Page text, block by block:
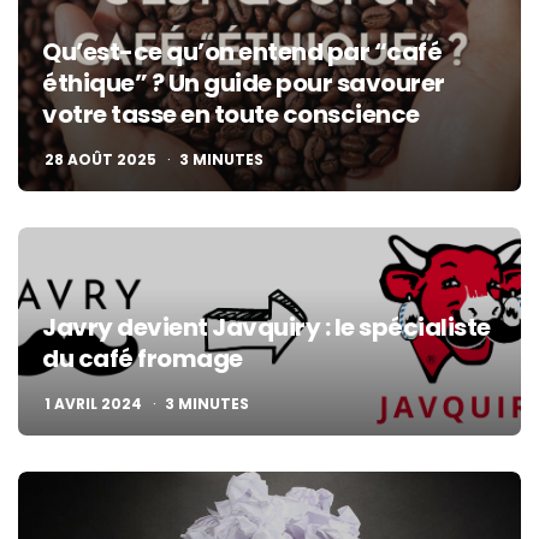
Qu’est-ce qu’on entend par “café
éthique” ? Un guide pour savourer
votre tasse en toute conscience
28 AOÛT 2025 3 MINUTES
Javry devient Javquiry : le spécialiste
du café fromage
1 AVRIL 2024 3 MINUTES